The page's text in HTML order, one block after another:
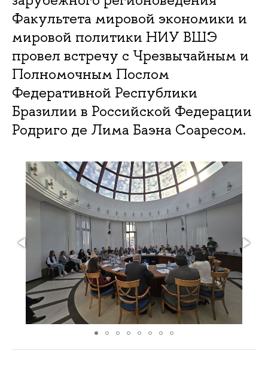
Факультета мировой экономики и
мировой политики НИУ ВШЭ
провел встречу с Чрезвычайным и
Полномочным Послом
Федеративной Республики
Бразилии в Российской Федерации
Родриго де Лима Баэна Соаресом.